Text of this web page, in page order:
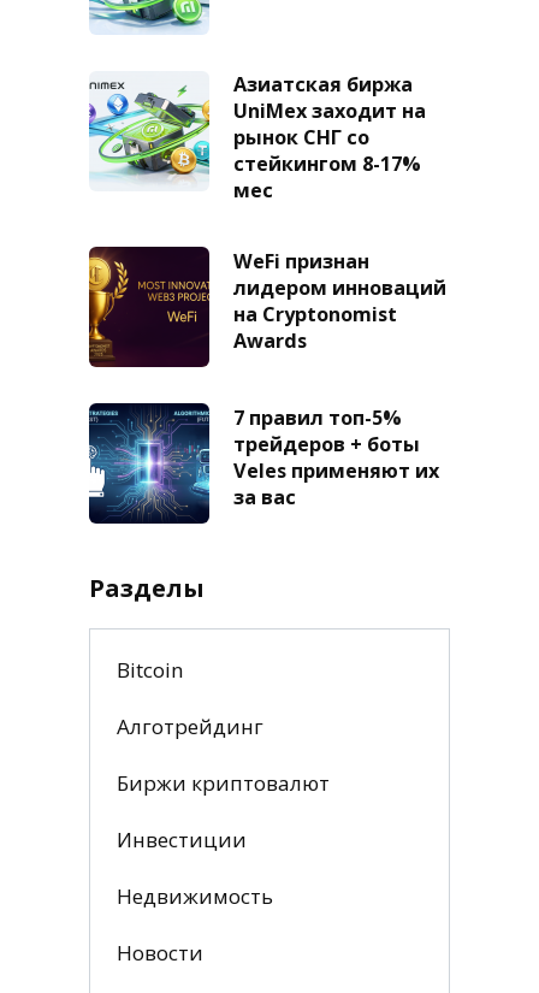
Азиатская биржа
UniMex заходит на
рынок СНГ со
стейкингом 8-17%
мес
WeFi признан
лидером инноваций
на Cryptonomist
Awards
7 правил топ-5%
трейдеров + боты
Veles применяют их
за вас
Разделы
Bitcoin
Алготрейдинг
Биржи криптовалют
Инвестиции
Недвижимость
Новости